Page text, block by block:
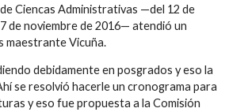
Ciencas Administrativas —del 12 de
de noviembre de 2016— atendió un
maestrante Vicuña.
debidamente en posgrados y eso la
se resolvió hacerle un cronograma para
y eso fue propuesta a la Comisión